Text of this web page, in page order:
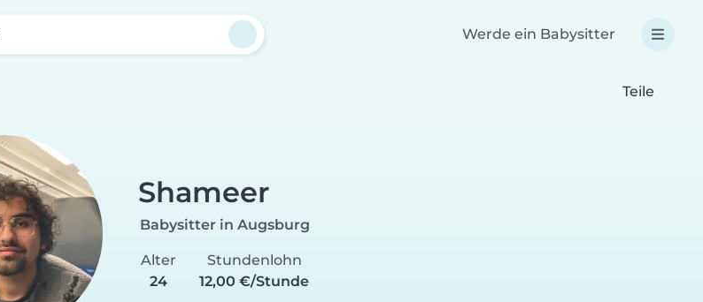
Werde ein Babysitter
Teile
Shameer
Babysitter in Augsburg
Alter
24
Stundenlohn
12,00 €/Stunde